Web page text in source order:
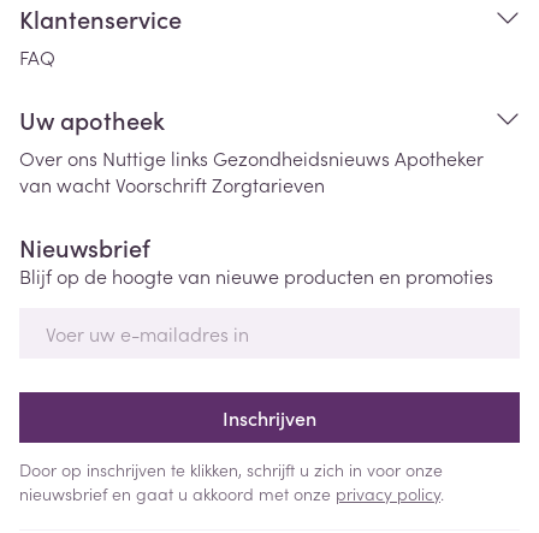
Klantenservice
FAQ
Uw apotheek
Over ons Nuttige links Gezondheidsnieuws Apotheker
van wachtVoorschriftZorgtarieven
Nieuwsbrief
Blijf op de hoogte van nieuwe producten en promoties
Inschrijven
Door op inschrijven te klikken, schrijft u zich in voor onze
nieuwsbrief en gaat u akkoord met onze privacy policy.